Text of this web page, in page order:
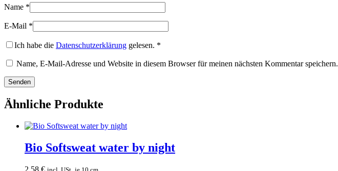
Name *
E-Mail *
Ich habe die Datenschutzerklärung gelesen. *
Name, E-Mail-Adresse und Website in diesem Browser für meinen nächsten Kommentar speichern.
Ähnliche Produkte
Bio Softsweat water by night
2,58 €